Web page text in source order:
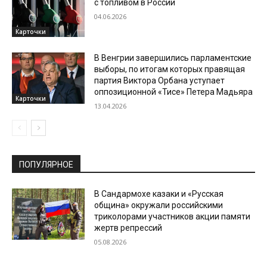
Карточки
с топливом в России
04.06.2026
Карточки
В Венгрии завершились парламентские
выборы, по итогам которых правящая
партия Виктора Орбана уступает
оппозиционной «Тисе» Петера Мадьяра
13.04.2026
ПОПУЛЯРНОЕ
В Сандармохе казаки и «Русская
община» окружали российскими
триколорами участников акции памяти
жертв репрессий
05.08.2026